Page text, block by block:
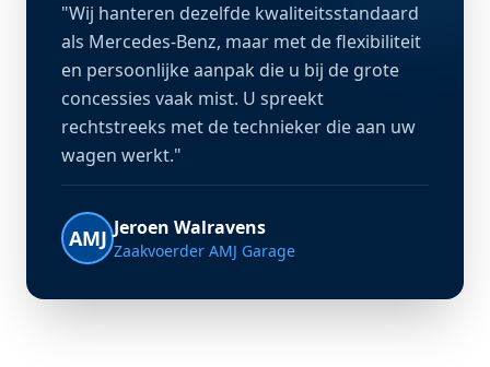
"Wij hanteren dezelfde kwaliteitsstandaard
als Mercedes-Benz, maar met de flexibiliteit
en persoonlijke aanpak die u bij de grote
concessies vaak mist. U spreekt
rechtstreeks met de technieker die aan uw
wagen werkt."
AMJ Jeroen Walravens
Zaakvoerder AMJ Garage